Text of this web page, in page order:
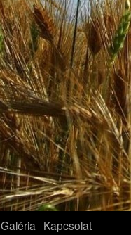
Galéria Kapcsolat